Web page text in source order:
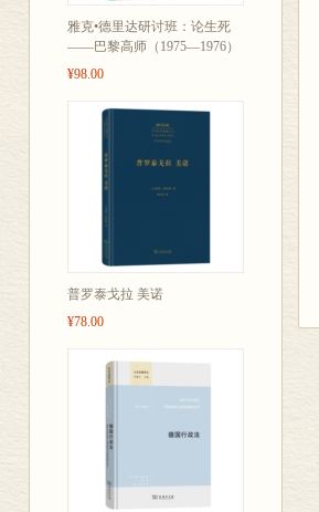
雅克•德里达研讨班：论生死
——巴黎高师（1975—1976）
¥98.00
普罗泰戈拉 美诺
¥78.00